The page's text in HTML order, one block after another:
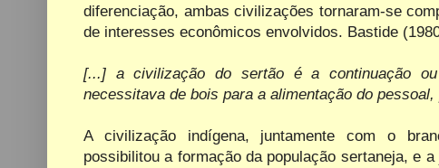
diferenciação, ambas civilizações tornaram-se
de interesses econômicos envolvidos. Bastide
[...] a civilização do sertão é a continuação
necessitava de bois para a alimentação do
A civilização indígena, juntamente com o
possibilitou a formação da população sertaneja, e